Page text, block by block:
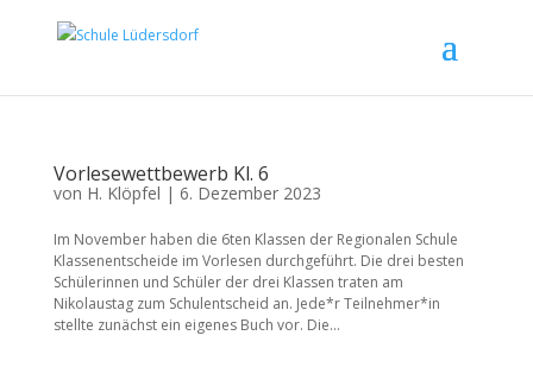
Vorlesewettbewerb Kl. 6
von H. Klöpfel | 6. Dezember 2023
Im November haben die 6ten Klassen der Regionalen Schule
Klassenentscheide im Vorlesen durchgeführt. Die drei besten
Schülerinnen und Schüler der drei Klassen traten am
Nikolaustag zum Schulentscheid an. Jede*r Teilnehmer*in
stellte zunächst ein eigenes Buch vor. Die...